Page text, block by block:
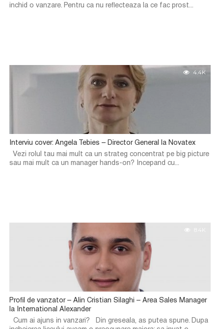
inchid o vanzare. Pentru ca nu reflecteaza la ce fac prost...
4.4K
Interviu cover: Angela Tebies – Director General la Novatex
Vezi rolul tau mai mult ca un strateg concentrat pe big picture
sau mai mult ca un manager hands-on? Incepand cu...
8.4K
Profil de vanzator – Alin Cristian Silaghi – Area Sales Manager
la International Alexander
Cum ai ajuns in vanzari? Din greseala, as putea spune. Dupa